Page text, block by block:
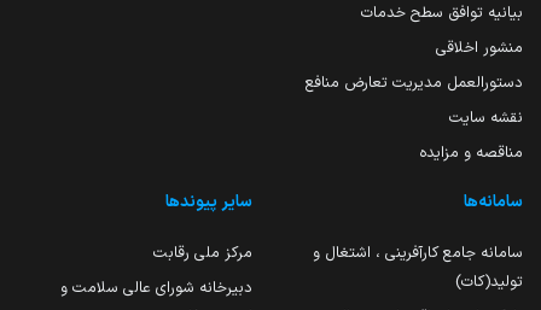
بیانیه توافق سطح خدمات
منشور اخلاقی
دستورالعمل مدیریت تعارض منافع
نقشه سایت
مناقصه و مزایده
سامانه‌ها
سامانه جامع کارآفرینی ، اشتغال و
تولید(کات)
سایر پیوندها
مرکز ملی رقابت
دبیرخانه شورای عالی سلامت و